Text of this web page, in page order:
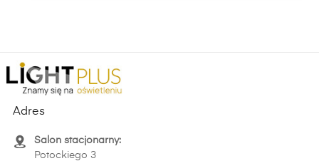
Adres
Salon stacjonarny:
Potockiego 3